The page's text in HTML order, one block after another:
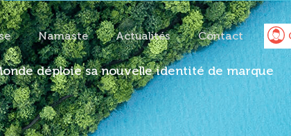
Namaste Actualités Contact
déploie sa nouvelle identité de marque